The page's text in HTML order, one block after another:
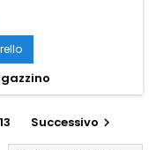
13 Successivo 